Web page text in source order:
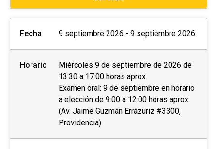
Fecha 9 septiembre 2026 - 9 septiembre 2026
Horario
Miércoles 9 de septiembre de 2026 de
13:30 a 17:00 horas aprox.
Examen oral: 9 de septiembre en horario
a elección de 9:00 a 12:00 horas aprox.
(Av. Jaime Guzmán Errázuriz #3300,
Providencia)